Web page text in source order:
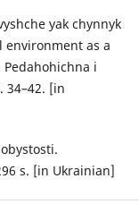
yak chynnyk
environment as a
i
34–42. [in
s. [in Ukrainian]